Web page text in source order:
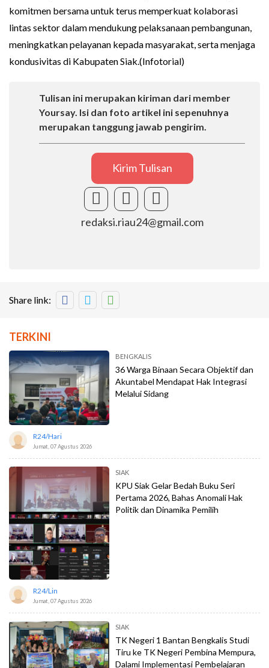
komitmen bersama untuk terus memperkuat kolaborasi
lintas sektor dalam mendukung pelaksanaan pembangunan,
meningkatkan pelayanan kepada masyarakat, serta menjaga
kondusivitas di Kabupaten Siak.(Infotorial)
Tulisan ini merupakan kiriman dari member
Yoursay. Isi dan foto artikel ini sepenuhnya
merupakan tanggung jawab pengirim.
Kirim Tulisan
redaksi.riau24@gmail.com
Share link:
TERKINI
BENGKALIS
36 Warga Binaan Secara Objektif dan
Akuntabel Mendapat Hak Integrasi
Melalui Sidang
R24/hari
Jumat, 07 Agustus 2026
SIAK
KPU Siak Gelar Bedah Buku Seri
Pertama 2026, Bahas Anomali Hak
Politik dan Dinamika Pemilih
R24/lin
Jumat, 07 Agustus 2026
SIAK
TK Negeri 1 Bantan Bengkalis Studi
Tiru ke TK Negeri Pembina Mempura,
Dalami Implementasi Pembelajaran